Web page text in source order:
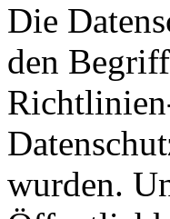
Die
den
wurden.